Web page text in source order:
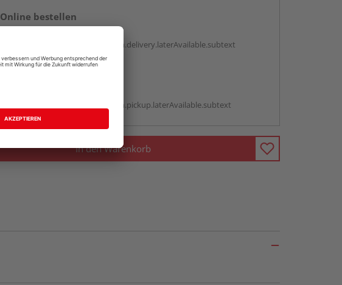
Online bestellen
vue.ads.priceMerchantBox.option.delivery.laterAvailable.subtext
vue.ads.priceMerchantBox.option.pickup.laterAvailable.subtext
In den Warenkorb